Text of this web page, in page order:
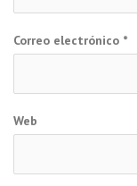
Correo electrónico *
Web